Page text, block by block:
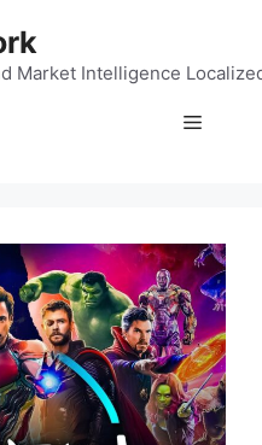
Market Intelligence
Menu